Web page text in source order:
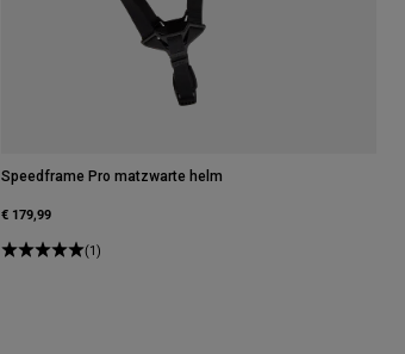
Speedframe Pro matzwarte helm
€ 179,99
(1)